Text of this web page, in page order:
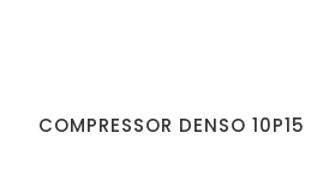
COMPRESSOR DENSO